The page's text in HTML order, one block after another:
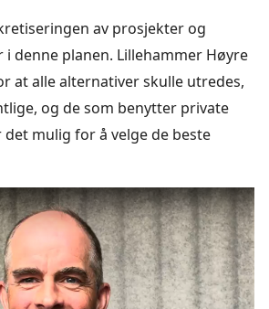
av prosjekter og
denne planen. Lillehammer Høyre
at alle alternativer skulle utredes,
og de som benytter private
det mulig for å velge de beste